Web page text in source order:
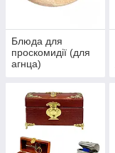
Блюда для
проскомидії (для
агнца)